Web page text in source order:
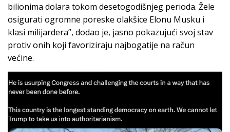
bilionima dolara tokom desetogodišnjeg perioda. Žele
osigurati ogromne poreske olakšice Elonu Musku i
klasi milijardera”, dodao je, jasno pokazujući svoj stav
protiv onih koji favoriziraju najbogatije na račun
većine.